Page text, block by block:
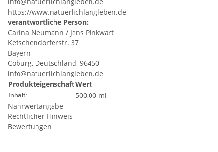
https://www.natuerlichlangleben.de
verantwortliche Person:
Carina Neumann / Jens Pinkwart
Ketschendorferstr. 37
Bayern
Coburg, Deutschland, 96450
info@natuerlichlangleben.de
ProdukteigenschaftWert
Inhalt:
500,00 ml
Nährwertangabe
Rechtlicher Hinweis
Bewertungen